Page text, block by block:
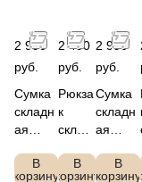
2 990
руб.
Сумка
складн
ая
В
корзину
2 490
руб.
Рюкза
к
склад
полиэ
В
корзину
2 990
руб.
Сумка
складн
ая
В
корзину